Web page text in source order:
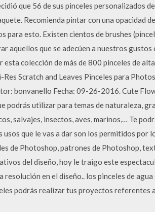
que 56 de sus pinceles personalizados
Recomienda pintar con una opacidad
para esto. Existen cientos de brushes
que se adecúen a nuestros gustos
colección de más de 800 pinceles de
Scratch and Leaves Pinceles para
bonvanello Fecha: 09-26-2016. Cute
podrás utilizar para temas de naturaleza,
salvajes, insectos, aves, marinos,… Te
que le vas a dar son los permitidos por
de Photoshop, patrones de Photoshop,
del diseño, hoy le traigo este
en el diseño.. los pinceles de
podrás realizar tus proyectos referentes